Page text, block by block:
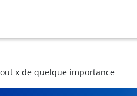
x de quelque importance